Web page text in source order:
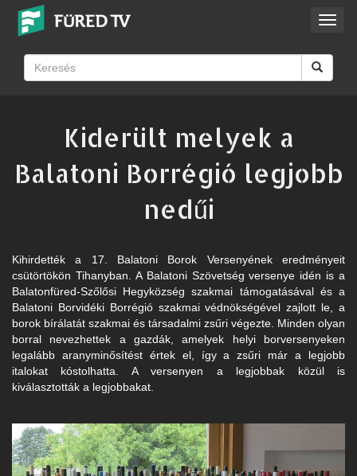
Kiderült melyek a
Balatoni Borrégió legjobb
nedűi
Kihirdették a 17. Balatoni Borok Versenyének eredményeit
csütörtökön Tihanyban. A Balatoni Szövetség versenye idén is a
Balatonfüred-Szőlősi Hegyközség szakmai támogatásával és a
Balatoni Borvidéki Borrégió szakmai védnökségével zajlott le, a
borok bírálatát szakmai és társadalmi zsűri végezte. Minden olyan
borral nevezhettek a gazdák, amelyek helyi borversenyeken
legalább aranyminősítést értek el, így a zsűri már a legjobb
italokat kóstolhatta. A versenyen a legjobbak közül is
kiválasztották a legjobbakat.